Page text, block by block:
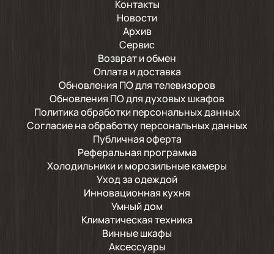
Контакты
Новости
Архив
Сервис
Возврат и обмен
Оплата и доставка
Обновления ПО для телевизоров
Обновления ПО для духовых шкафов
Политика обработки персональных данных
Согласие на обработку персональных данных
Публичная оферта
Реферальная программа
Холодильники и морозильные камеры
Уход за одеждой
Инновационная кухня
Умный дом
Климатическая техника
Винные шкафы
Аксессуары